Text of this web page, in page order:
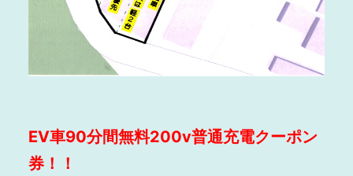
EV車90分間無料200v普通充電クーポン
券！！